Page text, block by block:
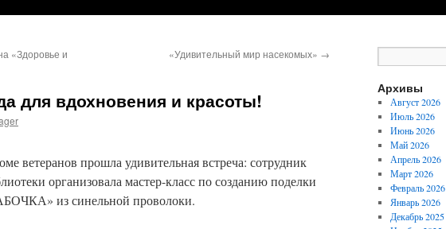
«Здоровье и
«Удивительный мир насекомых» →
для вдохновения и красоты!
ветеранов прошла удивительная встреча: сотрудник
организовала мастер-класс по созданию поделки
из синельной проволоки.
Архивы
Август 2026
Июль 2026
Июнь 2026
Май 2026
Апрель 2026
Март 2026
Февраль 2026
Январь 2026
Декабрь 2025